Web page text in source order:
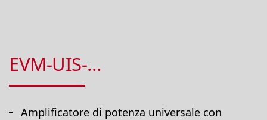
EVM-UIS-…
Amplificatore di potenza universale con